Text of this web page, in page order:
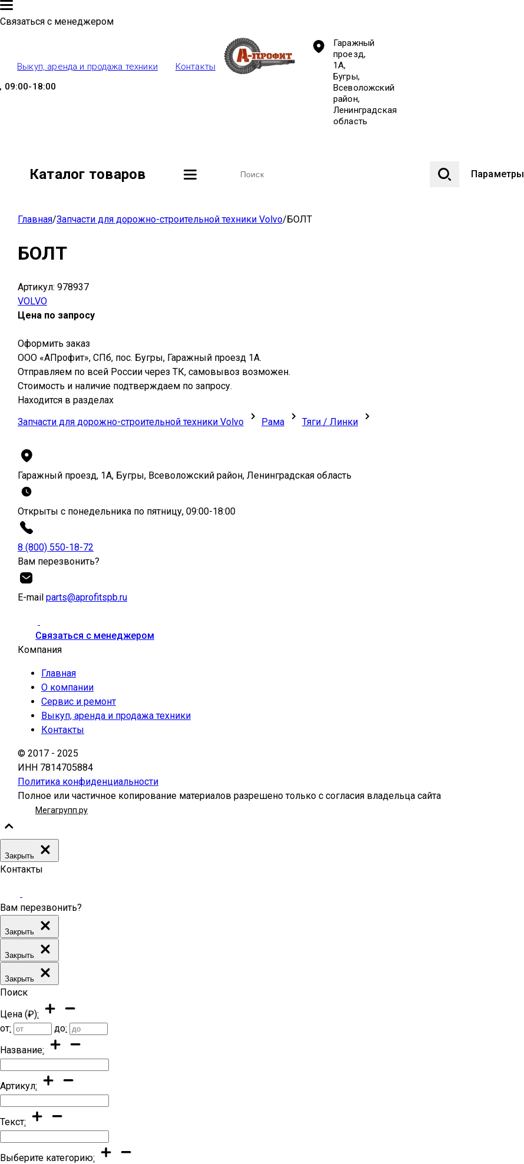
Связаться с менеджером
Выкуп, аренда и продажа техники
Контакты
09:00-18:00
Гаражный
проезд,
1А,
Бугры,
Всеволожский
район,
Ленинградская
область
Каталог товаров Параметры
Главная/Запчасти для дорожно-строительной техники Volvo/БОЛТ
БОЛТ
Артикул: 978937
VOLVO
Цена по запросу
Оформить заказ
ООО «АПрофит», СПб, пос. Бугры, Гаражный проезд 1А.
Отправляем по всей России через ТК, самовывоз возможен.
Стоимость и наличие подтверждаем по запросу.
Находится в разделах
Запчасти для дорожно-строительной техники Volvo
Рама Тяги / Линки
Гаражный проезд, 1А, Бугры, Всеволожский район, Ленинградская область
Открыты с понедельника по пятницу, 09:00-18:00
8 (800) 550-18-72
Вам перезвонить?
Е-mail parts@aprofitspb.ru
Связаться с менеджером
Компания
Главная
О компании
Сервис и ремонт
Выкуп, аренда и продажа техники
Контакты
© 2017 - 2025
ИНН 7814705884
Политика конфиденциальности
Полное или частичное копирование материалов разрешено только с согласия владельца сайта
Мегагрупп.ру
Закрыть
Контакты
Вам перезвонить?
Закрыть
Закрыть
Закрыть
Поиск
Цена (₽):
от: до:
Название:
Артикул:
Текст:
Выберите категорию: